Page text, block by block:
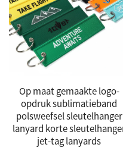
Op maat gemaakte logo-
opdruk sublimatieband
polsweefsel sleutelhanger
lanyard korte
jet-tag lanyards